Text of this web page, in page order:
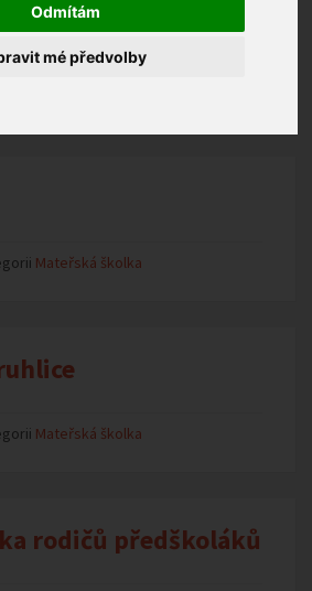
Odmítám
mé předvolby
výcvik
Mateřská školka
Mateřská školka
rodičů předškoláků